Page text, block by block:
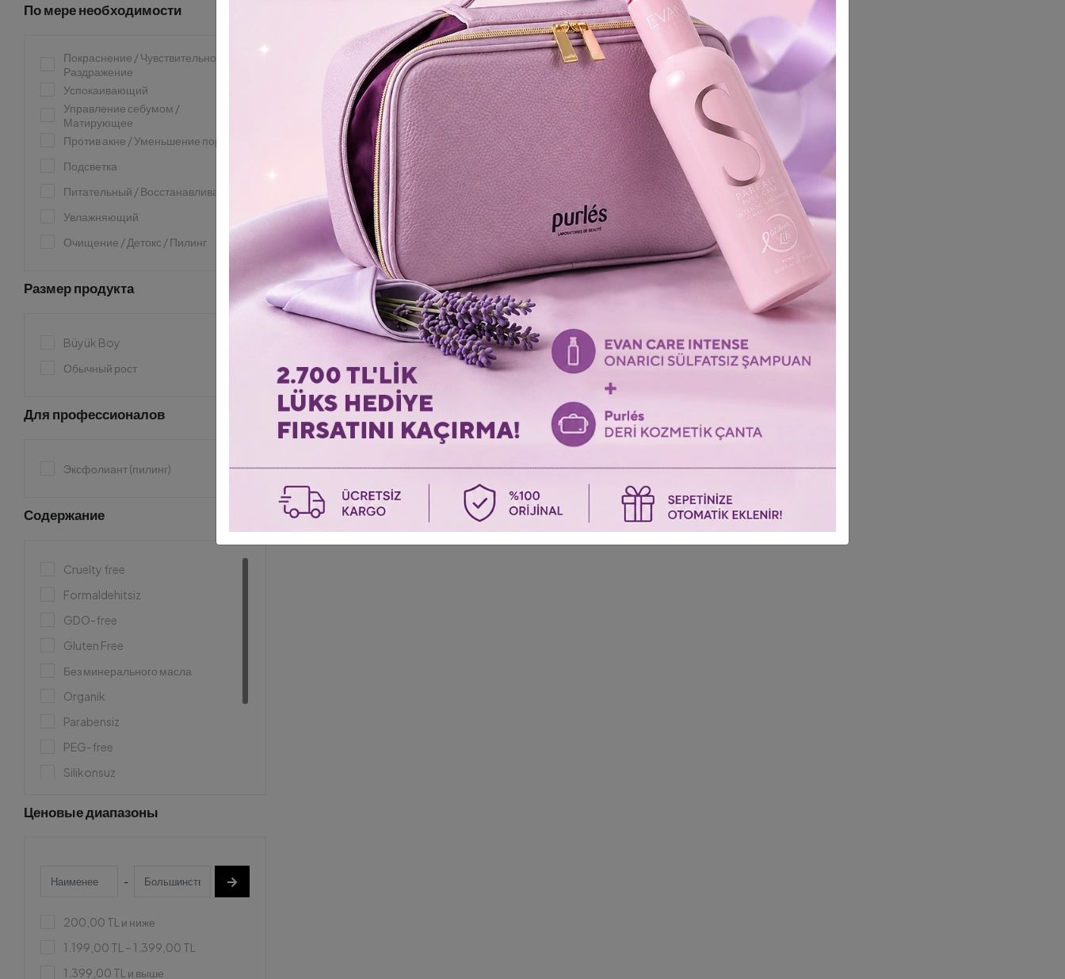
По мере необходимости
Покраснение / Чувствительность /
Раздражение
Успокаивающий
Управление себумом /
Матирующее
Против акне / Уменьшение пор
Подсветка
Питательный / Восстанавливающий
Увлажняющий
Очищение / Детокс / Пилинг
Размер продукта
Büyük Boy
Обычный рост
Для профессионалов
Эксфолиант (пилинг)
Содержание
Cruelty free
Formaldehitsiz
GDO-free
Gluten Free
Без минерального масла
Organik
Parabensiz
PEG-free
Silikonsuz
Sülfatsız
Ценовые диапазоны
-
200,00 TL и ниже
1.199,00 TL – 1.399,00 TL
1.399,00 TL и выше